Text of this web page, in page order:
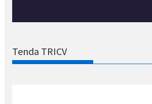
Tenda TRICV